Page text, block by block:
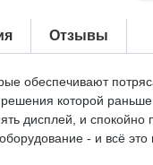
Отзывы
обеспечивают
которой
дисплей, и
- и всё